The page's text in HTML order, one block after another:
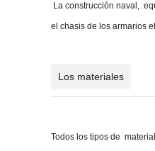
La construcción naval,
el chasis de los armarios
Los materiales
Todos los tipos de